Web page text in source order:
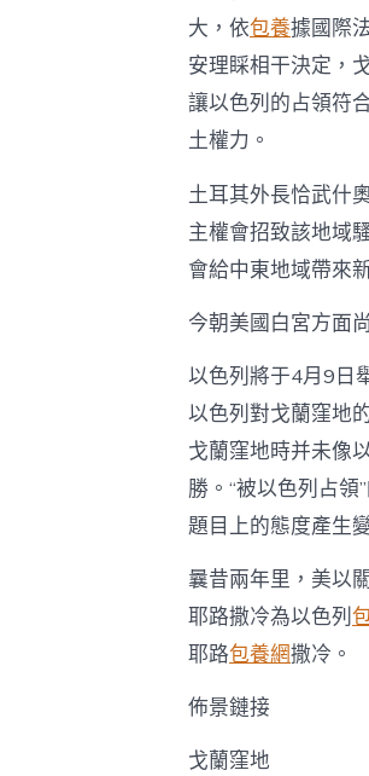
大，依包養據國際
安理睬相干決定，
讓以色列的占領符
土權力。
土耳其外長恰武什
主權會招致該地域
會給中東地域帶來
今朝美國白宮方面
以色列將于4月9日
以色列對戈蘭窪地
戈蘭窪地時并未像
勝。“被以色列占
題目上的態度產生
曩昔兩年里，美以
耶路撒冷為以色列
耶路包養網撒冷。
佈景鏈接
戈蘭窪地